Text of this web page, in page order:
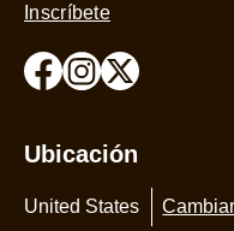
Inscríbete
Ubicación
United States